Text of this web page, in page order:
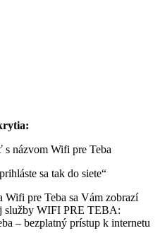
názvom Wifi pre Teba
sa tak do siete“
Wifi pre Teba sa Vám zobrazí
služby WIFI PRE TEBA:
– bezplatný prístup k internetu